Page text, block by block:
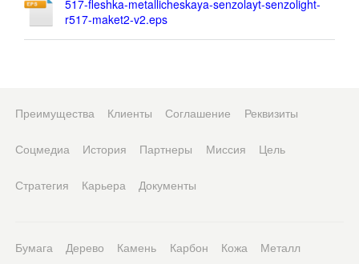
517-fleshka-metallicheskaya-senzolayt-senzolight-
r517-maket2-v2.eps
Преимущества Клиенты Соглашение Реквизиты
Соцмедиа История Партнеры Миссия Цель
Стратегия Карьера Документы
Бумага Дерево Камень Карбон Кожа
Металл